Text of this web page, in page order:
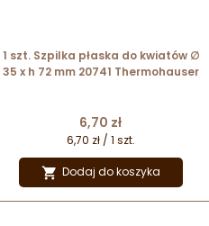
1 szt. Szpilka płaska do kwiatów ∅
35 x h 72 mm 20741 Thermohauser
Cena
6,70 zł
6,70 zł / 1 szt.
 Dodaj do koszyka